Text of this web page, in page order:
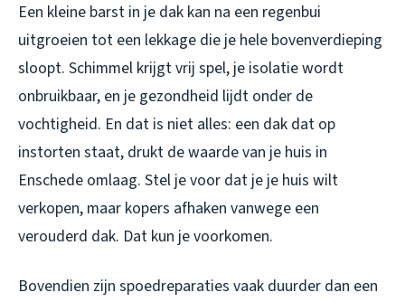
Een kleine barst in je dak kan na een regenbui
uitgroeien tot een lekkage die je hele bovenverdieping
sloopt. Schimmel krijgt vrij spel, je isolatie wordt
onbruikbaar, en je gezondheid lijdt onder de
vochtigheid. En dat is niet alles: een dak dat op
instorten staat, drukt de waarde van je huis in
Enschede omlaag. Stel je voor dat je je huis wilt
verkopen, maar kopers afhaken vanwege een
verouderd dak. Dat kun je voorkomen.
Bovendien zijn spoedreparaties vaak duurder dan een